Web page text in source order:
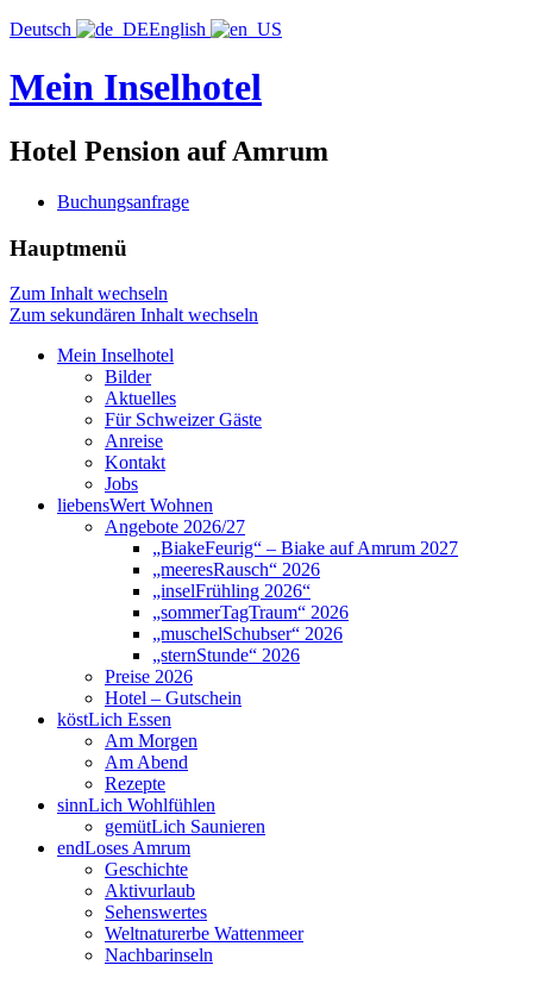
Deutsch English
Mein Inselhotel
Hotel Pension auf Amrum
Buchungsanfrage
Hauptmenü
Zum Inhalt wechseln
Zum sekundären Inhalt wechseln
Mein Inselhotel
Bilder
Aktuelles
Für Schweizer Gäste
Anreise
Kontakt
Jobs
liebensWert Wohnen
Angebote 2026/27
„BiakeFeurig“ – Biake auf Amrum 2027
„meeresRausch“ 2026
„inselFrühling 2026“
„sommerTagTraum“ 2026
„muschelSchubser“ 2026
„sternStunde“ 2026
Preise 2026
Hotel – Gutschein
köstLich Essen
Am Morgen
Am Abend
Rezepte
sinnLich Wohlfühlen
gemütLich Saunieren
endLoses Amrum
Geschichte
Aktivurlaub
Sehenswertes
Weltnaturerbe Wattenmeer
Nachbarinseln